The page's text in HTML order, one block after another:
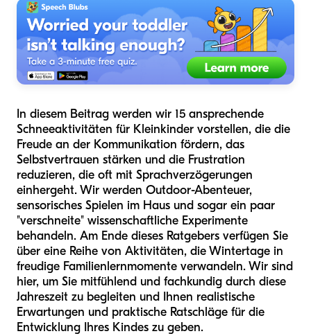
In diesem Beitrag werden wir 15 ansprechende
Schneeaktivitäten für Kleinkinder vorstellen, die die
Freude an der Kommunikation fördern, das
Selbstvertrauen stärken und die Frustration
reduzieren, die oft mit Sprachverzögerungen
einhergeht. Wir werden Outdoor-Abenteuer,
sensorisches Spielen im Haus und sogar ein paar
"verschneite" wissenschaftliche Experimente
behandeln. Am Ende dieses Ratgebers verfügen Sie
über eine Reihe von Aktivitäten, die Wintertage in
freudige Familienlernmomente verwandeln. Wir sind
hier, um Sie mitfühlend und fachkundig durch diese
Jahreszeit zu begleiten und Ihnen realistische
Erwartungen und praktische Ratschläge für die
Entwicklung Ihres Kindes zu geben.